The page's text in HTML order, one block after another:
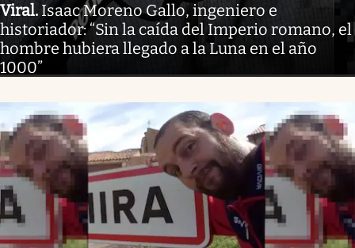
Viral. Isaac Moreno Gallo, ingeniero e
historiador: “Sin la caída del Imperio romano, el
hombre hubiera llegado a la Luna en el año
1000”